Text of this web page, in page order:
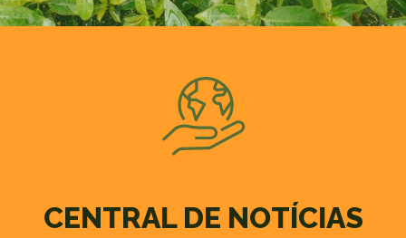
CENTRAL DE NOTÍCIAS